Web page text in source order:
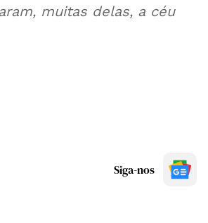
muitas delas, a céu
Siga-nos